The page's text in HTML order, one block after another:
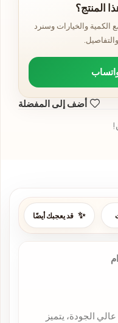
المنتج؟
الكمية والخيارات وسنرد
أضف إلى المفضلة
قد يعجبك أيضًا
الجودة، يتميز